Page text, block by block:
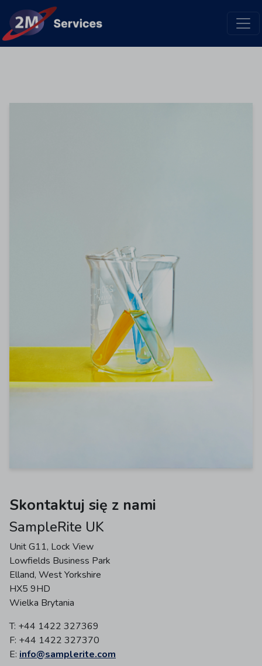
Skontaktuj się z nami
SampleRite UK
Unit G11, Lock View
Lowfields Business Park
Elland, West Yorkshire
HX5 9HD
Wielka Brytania
T: +44 1422 327369
F: +44 1422 327370
E: info@samplerite.com